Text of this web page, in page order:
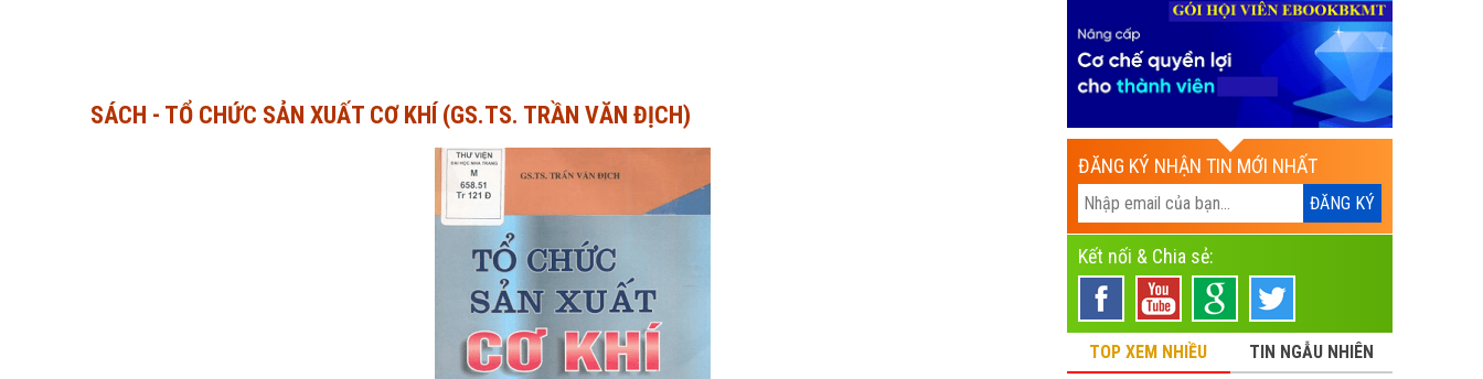
SÁCH - TỔ CHỨC SẢN XUẤT CƠ KHÍ (GS.TS. TRẦN VĂN ĐỊCH)
ĐĂNG KÝ NHẬN TIN MỚI NHẤT
Kết nối & Chia sẻ:
TOP XEM NHIỀU
TIN NGẪU NHIÊN